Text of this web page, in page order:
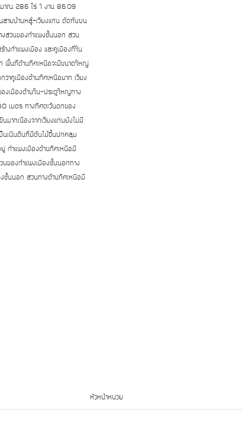
มาณ 286 ไร่ 1 งาน 86.09
ายบ้านหลู้+เวียงแก่น ตัดทับบน
ส่วนของกำแพงชั้นนอก ส่วน
งกำแพงเมือง และคูเมืองที่ใน
พื้นที่ด้านทิศเหนือจะมีขนาดใหญ่
าคูเมืองด้านทิศเหนือมาก เวียง
งเมืองด้านใน-ประตูใหญ่ทาง
เมตร ทางทิศตะวันตกของ
มากเนื่องจากเวียงแก่นยังไม่มี
ป็นเนินดินที่มีต้นไม้ขึ้นปกคลุม
กำแพงเมืองด้านทิศเหนือมี
ของกำแพงเมืองชั้นนอกทาง
ชั้นนอก ส่วนทางด้านทิศเหนือมี
หัวหน้าหน่วย